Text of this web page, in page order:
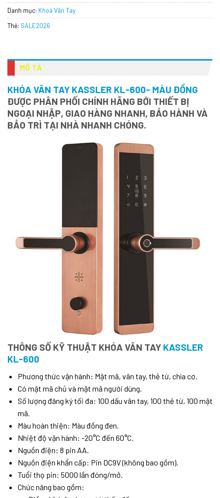
Danh mục: Khoá Vân Tay
Thẻ: SALE2026
MÔ TẢ
KHÓA VÂN TAY KASSLER KL-600- MÀU ĐỒNG
ĐƯỢC PHÂN PHỐI CHÍNH HÃNG BỚI THIẾT BỊ
NGOẠI NHẬP, GIAO HÀNG NHANH, BẢO HÀNH VÀ
BẢO TRÌ TẠI NHÀ NHANH CHÓNG.
THÔNG SỐ KỸ THUẬT KHÓA VÂN TAY KASSLER
KL-600
Phương thức vận hành: Mật mã, vân tay, thẻ từ, chìa cơ.
Có mật mã chủ và mật mã người dùng.
Số lượng đăng ký tối đa: 100 dấu vân tay, 100 thẻ từ, 100 mật
mã.
Màu hoàn thiện: Màu đồng đen.
Nhiệt độ vận hành: -20°C đến 60°C.
Nguồn điện: 8 pin AA.
Nguồn điện khẩn cấp: Pin DC9V (không bao gồm).
Tuổi thọ pin: 5000 lần đóng/mở.
Chức năng bao gồm: